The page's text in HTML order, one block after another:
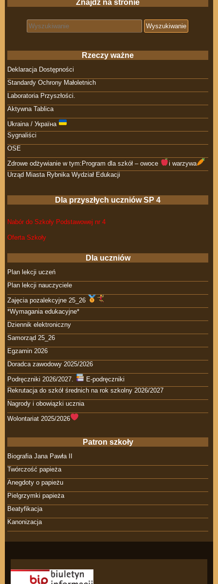
Znajdz na stronie
Search for:
Rzeczy ważne
Deklaracja Dostępności
Standardy Ochrony Małoletnich
Laboratoria Przyszłości.
Aktywna Tablica
Ukraina / Україна
Sygnaliści
OSE
Zdrowe odżywianie w tym:Program dla szkół – owoce
i warzywa
Urząd Miasta Rybnika Wydział Edukacji
Dla przyszłych uczniów SP 4
Nabór do Szkoły Podstawowej nr 4
Oferta Szkoły
Dla uczniów
Plan lekcji uczeń
Plan lekcji nauczyciele
Zajęcia pozalekcyjne 25_26
*Wymagania edukacyjne*
Dziennik elektroniczny
Samorząd 25_26
Egzamin 2026
Doradca zawodowy 2025/2026
Podręczniki 2026/2027.
E-podręczniki
Rekrutacja do szkół średnich na rok szkolny 2026/2027
Nagrody i obowiązki ucznia
Wolontariat 2025/2026
Patron szkoły
Biografia Jana Pawła II
Twórczość papieża
Anegdoty o papieżu
Pielgrzymki papieża
Beatyfikacja
Kanonizacja